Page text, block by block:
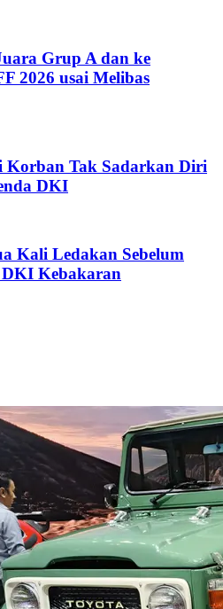
Grup A dan ke
2026 usai Melibas
Korban Tak Sadarkan Diri
DKI
Kali Ledakan Sebelum
DKI Kebakaran